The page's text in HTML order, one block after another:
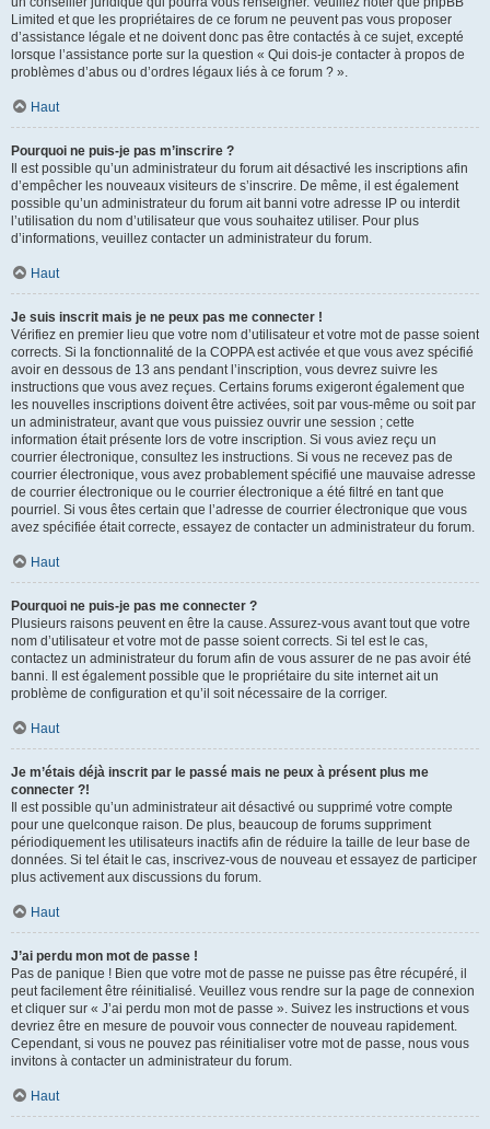
Limited et que les propriétaires de ce forum ne peuvent pas vous proposer
d’assistance légale et ne doivent donc pas être contactés à ce sujet, excepté
lorsque l’assistance porte sur la question « Qui dois-je contacter à propos de
problèmes d’abus ou d’ordres légaux liés à ce forum ? ».
Haut
Pourquoi ne puis-je pas m’inscrire ?
Il est possible qu’un administrateur du forum ait désactivé les inscriptions afin
d’empêcher les nouveaux visiteurs de s’inscrire. De même, il est également
possible qu’un administrateur du forum ait banni votre adresse IP ou interdit
l’utilisation du nom d’utilisateur que vous souhaitez utiliser. Pour plus
d’informations, veuillez contacter un administrateur du forum.
Haut
Je suis inscrit mais je ne peux pas me connecter !
Vérifiez en premier lieu que votre nom d’utilisateur et votre mot de passe soient
corrects. Si la fonctionnalité de la COPPA est activée et que vous avez spécifié
avoir en dessous de 13 ans pendant l’inscription, vous devrez suivre les
instructions que vous avez reçues. Certains forums exigeront également que
les nouvelles inscriptions doivent être activées, soit par vous-même ou soit par
un administrateur, avant que vous puissiez ouvrir une session ; cette
information était présente lors de votre inscription. Si vous aviez reçu un
courrier électronique, consultez les instructions. Si vous ne recevez pas de
courrier électronique, vous avez probablement spécifié une mauvaise adresse
de courrier électronique ou le courrier électronique a été filtré en tant que
pourriel. Si vous êtes certain que l’adresse de courrier électronique que vous
avez spécifiée était correcte, essayez de contacter un administrateur du forum.
Haut
Pourquoi ne puis-je pas me connecter ?
Plusieurs raisons peuvent en être la cause. Assurez-vous avant tout que votre
nom d’utilisateur et votre mot de passe soient corrects. Si tel est le cas,
contactez un administrateur du forum afin de vous assurer de ne pas avoir été
banni. Il est également possible que le propriétaire du site internet ait un
problème de configuration et qu’il soit nécessaire de la corriger.
Haut
Je m’étais déjà inscrit par le passé mais ne peux à présent plus me
connecter ?!
Il est possible qu’un administrateur ait désactivé ou supprimé votre compte
pour une quelconque raison. De plus, beaucoup de forums suppriment
périodiquement les utilisateurs inactifs afin de réduire la taille de leur base de
données. Si tel était le cas, inscrivez-vous de nouveau et essayez de participer
plus activement aux discussions du forum.
Haut
J’ai perdu mon mot de passe !
Pas de panique ! Bien que votre mot de passe ne puisse pas être récupéré, il
peut facilement être réinitialisé. Veuillez vous rendre sur la page de connexion
et cliquer sur « J’ai perdu mon mot de passe ». Suivez les instructions et vous
devriez être en mesure de pouvoir vous connecter de nouveau rapidement.
Cependant, si vous ne pouvez pas réinitialiser votre mot de passe, nous vous
invitons à contacter un administrateur du forum.
Haut